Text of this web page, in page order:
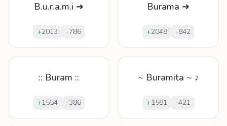
B.u.r.a.m.i ➜
+2013 -786
Burama ➜
+2048 -842
:: Buram ::
+1554 -386
~ Buramita ~ ♪
+1581 -421